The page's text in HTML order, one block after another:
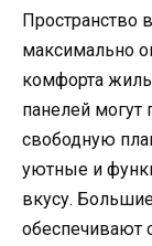
Пространство
максимально
комфорта
панелей
свободную
уютные и
вкусу.
обеспечивают